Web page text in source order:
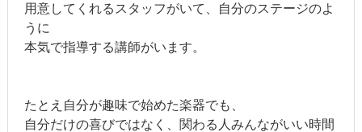
用意してくれるスタッフがいて、自分のステージのよ
うに
本気で指導する講師がいます。
たとえ自分が趣味で始めた楽器でも、
自分だけの喜びではなく、関わる人みんながいい時間